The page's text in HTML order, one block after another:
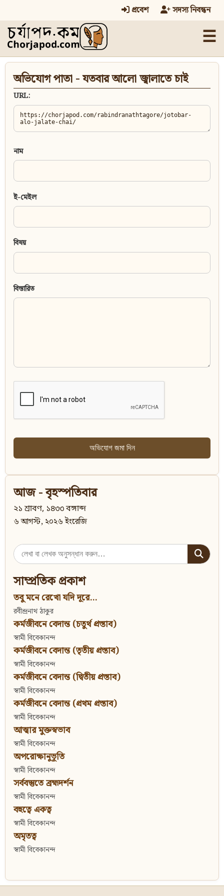
প্রবেশ সদস্য নিবন্ধন
☰
অভিযোগ পাতা - যতবার আলো জ্বালাতে চাই
URL:
নাম
ই-মেইল
বিষয়
বিস্তারিত
অভিযোগ জমা দিন
আজ - বৃহস্পতিবার
২১ শ্রাবণ, ১৪৩৩ বঙ্গাব্দ
৬ আগস্ট, ২০২৬ ইংরেজি
Search
for:
সাম্প্রতিক প্রকাশ
তবু মনে রেখো যদি দূরে...
রবীন্দ্রনাথ ঠাকুর
কর্মজীবনে বেদান্ত (চতুর্থ প্রস্তাব)
স্বামী বিবেকানন্দ
কর্মজীবনে বেদান্ত (তৃতীয় প্রস্তাব)
স্বামী বিবেকানন্দ
কর্মজীবনে বেদান্ত (দ্বিতীয় প্রস্তাব)
স্বামী বিবেকানন্দ
কর্মজীবনে বেদান্ত (প্রথম প্রস্তাব)
স্বামী বিবেকানন্দ
আত্মার মুক্তস্বভাব
স্বামী বিবেকানন্দ
অপরোক্ষানুভূতি
স্বামী বিবেকানন্দ
সর্ববস্তুতে ব্রহ্মদর্শন
স্বামী বিবেকানন্দ
বহুত্বে একত্ব
স্বামী বিবেকানন্দ
অমৃতত্ব
স্বামী বিবেকানন্দ